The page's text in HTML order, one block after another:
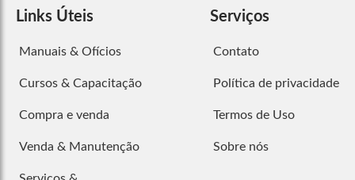
Links Úteis
Manuais & Ofícios
Cursos & Capacitação
Compra e venda
Venda & Manutenção
Serviços
Contato
Política de privacidade
Termos de Uso
Sobre nós